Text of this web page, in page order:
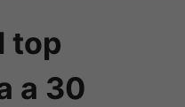
top
a 30